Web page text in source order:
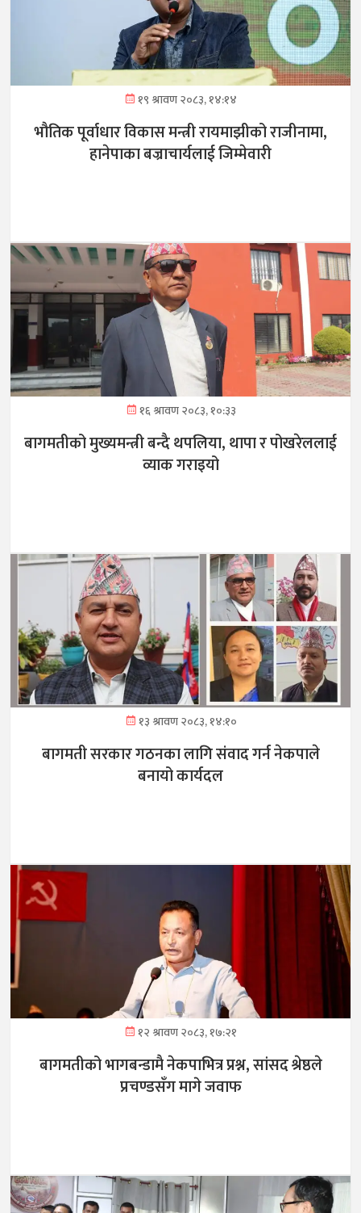
१९ श्रावण २०८३, १४:१४
भौतिक पूर्वाधार विकास मन्त्री रायमाझीको राजीनामा,
हानेपाका बज्राचार्यलाई जिम्मेवारी
१६ श्रावण २०८३, १०:३३
बागमतीको मुख्यमन्त्री बन्दै थपलिया, थापा र पोखरेललाई
व्याक गराइयो
१३ श्रावण २०८३, १४:१०
बागमती सरकार गठनका लागि संवाद गर्न नेकपाले
बनायो कार्यदल
१२ श्रावण २०८३, १७:२१
बागमतीको भागबन्डामै नेकपाभित्र प्रश्न, सांसद श्रेष्ठले
प्रचण्डसँग मागे जवाफ